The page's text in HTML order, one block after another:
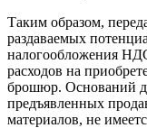
Таким образом,
раздаваемых
налогообложения
расходов на
брошюр. Оснований
предъявленных
материалов, не